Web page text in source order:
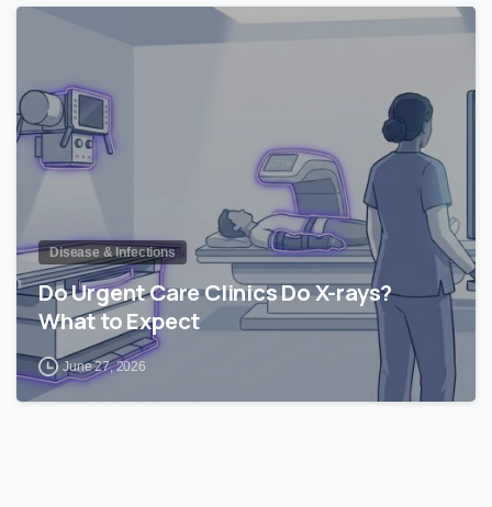
Disease & Infections
Do Urgent Care Clinics Do X-rays?
What to Expect
June 27, 2026